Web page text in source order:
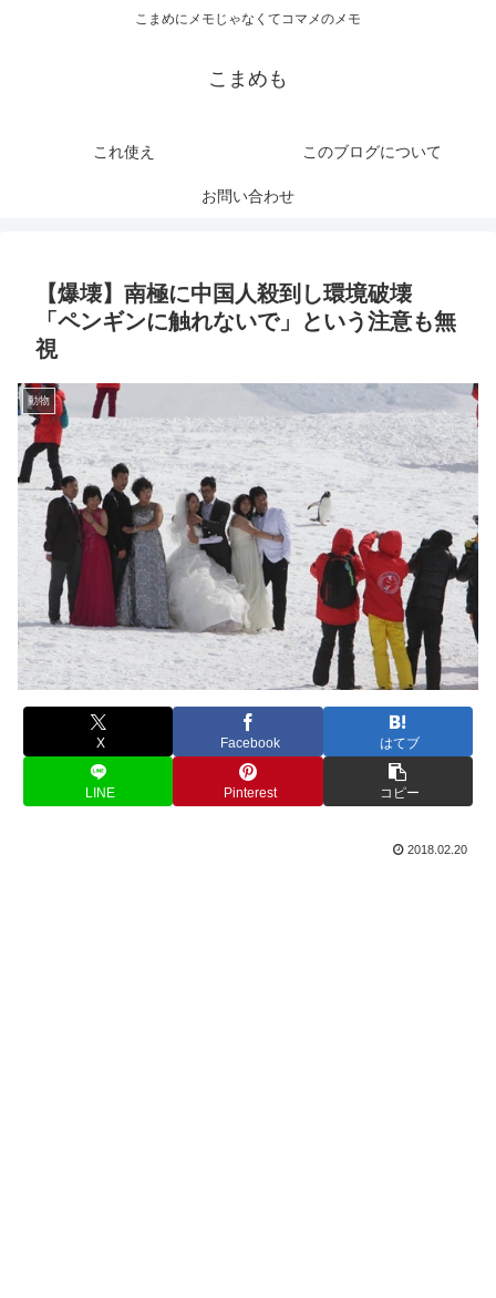
こまめにメモじゃなくてコマメのメモ
こまめも
これ使え このブログについて
お問い合わせ
【爆壊】南極に中国人殺到し環境破壊
「ペンギンに触れないで」という注意も無
視
動物
X Facebook はてブ
LINE Pinterest コピー
2018.02.20